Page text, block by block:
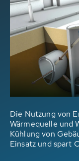
Die Nutzung von
Wärmequelle und
Kühlung von
Einsatz und spart